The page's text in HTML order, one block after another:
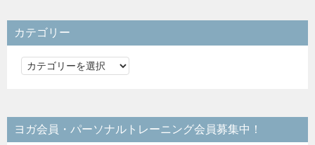
カテゴリー
カ
リ
ー
ヨガ会員・パーソナルトレーニング会員募集中！